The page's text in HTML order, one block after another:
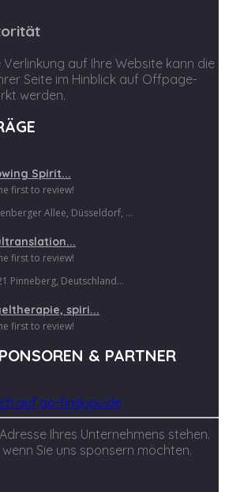
Verlinkung auf Ihre Website kann die
Seite im Hinblick auf Offpage-
werden.
Spirit...
first to review!
Allee, Düsseldorf, ...
first to review!
Pinneberg, Deutschland...
spiri...
first to review!
& PARTNER
auf go-findyou.de
Ihres Unternehmens stehen.
Sie uns sponsern möchten.